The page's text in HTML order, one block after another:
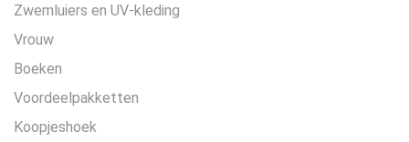
Zwemluiers en UV-kleding
Vrouw
Boeken
Voordeelpakketten
Koopjeshoek